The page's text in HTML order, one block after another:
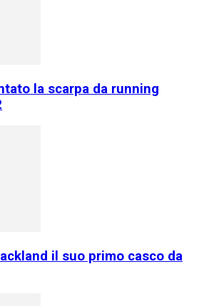
la scarpa da running
il suo primo casco da